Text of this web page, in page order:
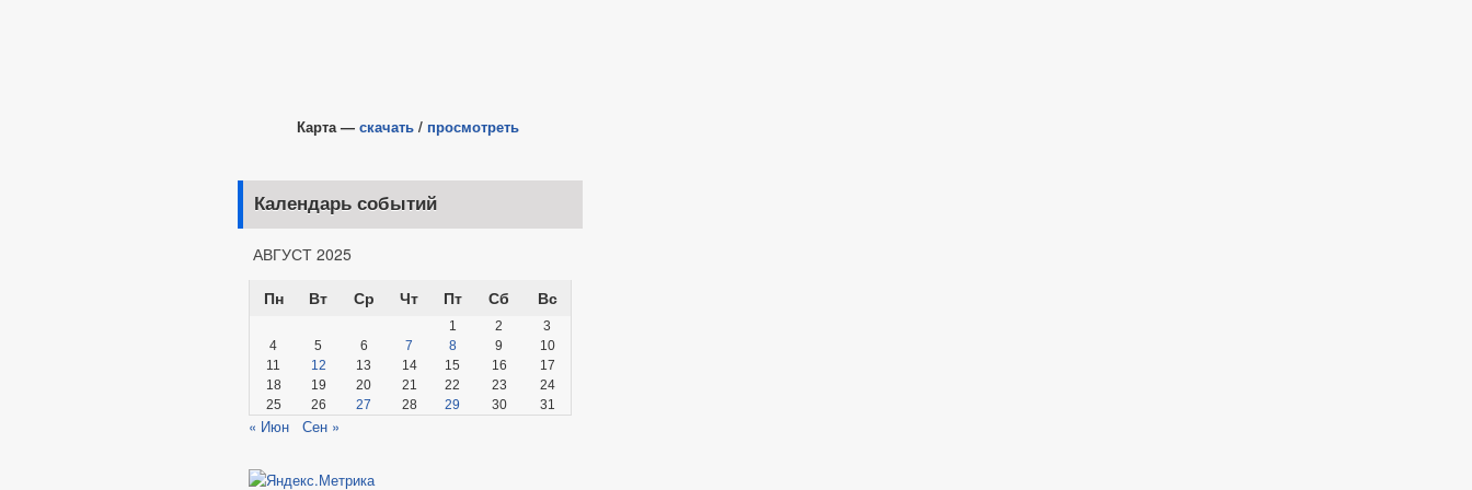
Карта — скачать / просмотреть
Календарь событий
АВГУСТ 2025
Пн
Вт Ср Чт Пт Сб Вс
1 2
3
4
5 6 7 8 9
10
11
12 13 14 15 16
17
18
19 20 21 22 23
24
25
26 27 28 29 30 31
« Июн Сен »